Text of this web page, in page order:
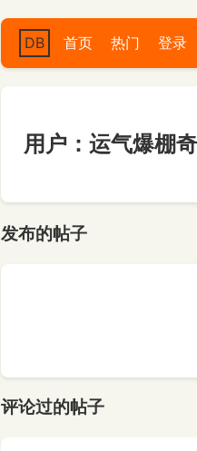
DB 首页 热门 登录
用户：运气爆棚
发布的帖子
评论过的帖子